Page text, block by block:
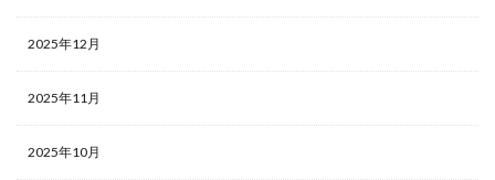
2025年12月
2025年11月
2025年10月